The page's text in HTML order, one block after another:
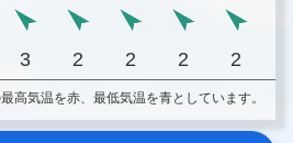
3 2 2 2 2
高気温を赤、最低気温を青としています。